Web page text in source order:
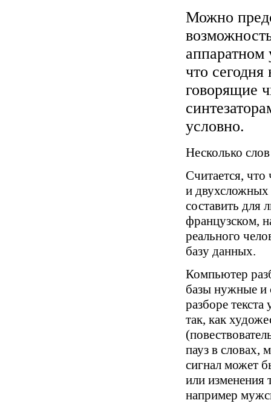
Можно
аппаратном
что
говорящие
условно.
Несколько
Считается,
и двухсложных
составить для
французском,
реального
базу данных.
Компьютер
базы нужные и
разборе
так, как
пауз в словах,
сигнал может
или изменения
например